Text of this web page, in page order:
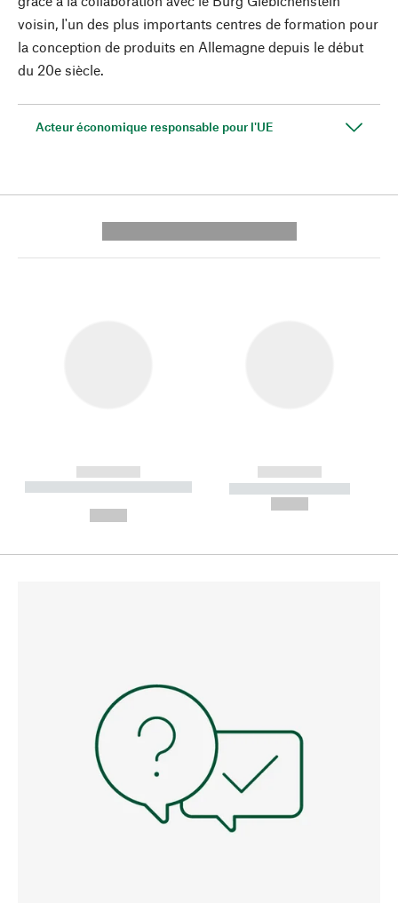
voisin, l'un des plus importants centres de formation pour
la conception de produits en Allemagne depuis le début
du 20e siècle.
Acteur économique responsable pour l'UE
------------
----------- ----------- --------
------------
----------- -----------